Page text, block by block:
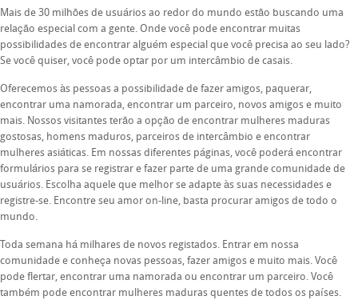
Mais de 30 milhões de usuários ao redor do mundo estão buscando uma
relação especial com a gente. Onde você pode encontrar muitas
possibilidades de encontrar alguém especial que você precisa ao seu lado?
Se você quiser, você pode optar por um intercâmbio de casais.
Oferecemos às pessoas a possibilidade de fazer amigos, paquerar,
encontrar uma namorada, encontrar um parceiro, novos amigos e muito
mais. Nossos visitantes terão a opção de encontrar mulheres maduras
gostosas, homens maduros, parceiros de intercâmbio e encontrar
mulheres asiáticas. Em nossas diferentes páginas, você poderá encontrar
formulários para se registrar e fazer parte de uma grande comunidade de
usuários. Escolha aquele que melhor se adapte às suas necessidades e
registre-se. Encontre seu amor on-line, basta procurar amigos de todo o
mundo.
Toda semana há milhares de novos registados. Entrar em nossa
comunidade e conheça novas pessoas, fazer amigos e muito mais. Você
pode flertar, encontrar uma namorada ou encontrar um parceiro. Você
também pode encontrar mulheres maduras quentes de todos os países.